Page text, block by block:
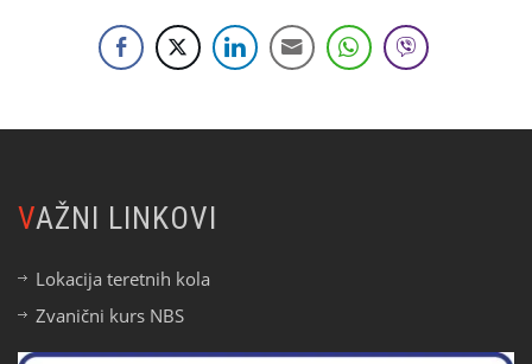
VAŽNI LINKOVI
Lokacija teretnih kola
Zvanični kurs NBS